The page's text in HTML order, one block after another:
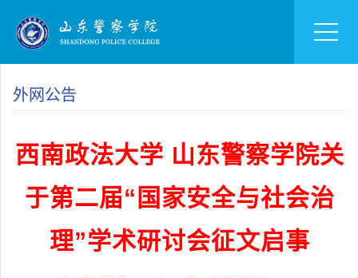
外网公告
西南政法大学 山东警察学院关
于第二届“国家安全与社会治
理”学术研讨会征文启事